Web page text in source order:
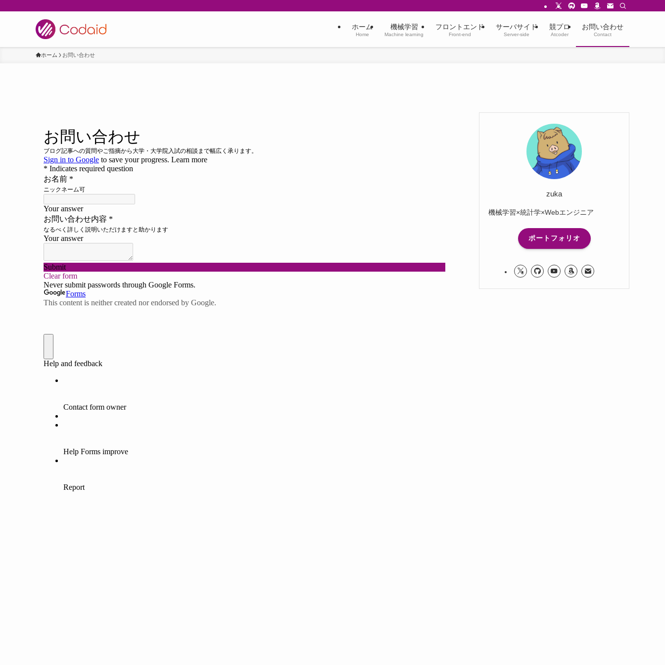
ホーム
Home
機械学習
Machine learning
フロントエンド
Front-end
サーバサイド
Server-side
競プロ
Atcoder
お問い合わせ
Contact
ホーム お問い合わせ
zuka
機械学習×統計学×Webエンジニア
ポートフォリオ